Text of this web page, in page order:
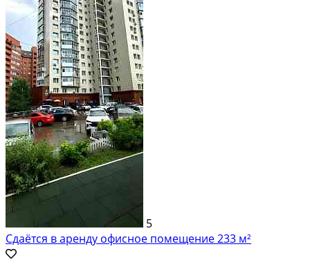
5
Сдаётся в аренду офисное помещение 233 м²